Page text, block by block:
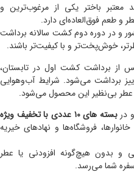
باختر یکی از مرغوب‌ترین و
و طعم فوق‌العاده‌ای دارد.
و در دوره دوم کشت سالانه برداشت
خوش‌پخت‌تر و با کیفیت‌تر باشند.
برداشت کشت اول در تابستان،
برداشت می‌شود. شرایط آب‌و‌هوایی
بی‌نظیر این محصول می‌شود.
بسته های ۱۰ عددی با تخفیف ویژه
فروشگاه‌ها و نهادهای خیریه
و بدون هیچ‌گونه افزودنی یا عطر
سفره شما می‌رسد.